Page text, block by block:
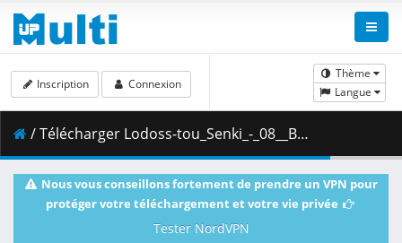
Thème
Langue
Inscription Connexion
/ Télécharger Lodoss-tou_Senki_-_08__BDRip_1436x1080p_x265_HEVC_Hi10P_DTS-HD_MA__AC3__Dual_Audio__sxales_.mkv.001 ( 275.96 MB )
Nous vous conseillons fortement de prendre un VPN pour
protéger votre téléchargement et votre vie privée
Tester NordVPN